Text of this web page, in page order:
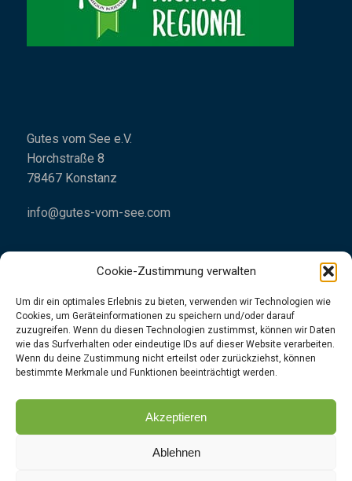
Cookie-Zustimmung verwalten
Um dir ein optimales Erlebnis zu bieten, verwenden wir Technologien wie
Cookies, um Geräteinformationen zu speichern und/oder darauf
zuzugreifen. Wenn du diesen Technologien zustimmst, können wir Daten
wie das Surfverhalten oder eindeutige IDs auf dieser Website verarbeiten.
Wenn du deine Zustimmung nicht erteilst oder zurückziehst, können
bestimmte Merkmale und Funktionen beeinträchtigt werden.
Akzeptieren
Ablehnen
Gutes vom See e.V.
Horchstraße 8
78467 Konstanz
info@gutes-vom-see.com
Impressum
Datenschutzrichtlinien